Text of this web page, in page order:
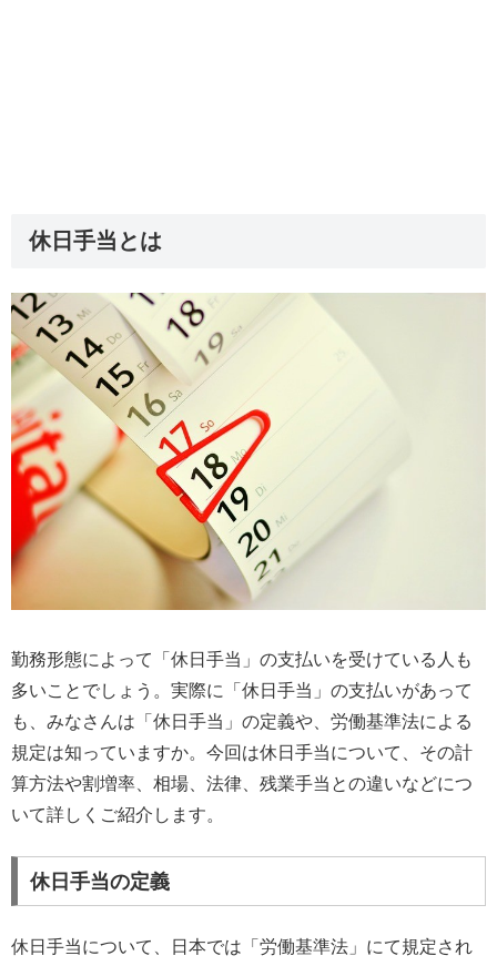
休日手当とは
勤務形態によって「休日手当」の支払いを受けている人も
多いことでしょう。実際に「休日手当」の支払いがあって
も、みなさんは「休日手当」の定義や、労働基準法による
規定は知っていますか。今回は休日手当について、その計
算方法や割増率、相場、法律、残業手当との違いなどにつ
いて詳しくご紹介します。
休日手当の定義
休日手当について、日本では「労働基準法」にて規定され